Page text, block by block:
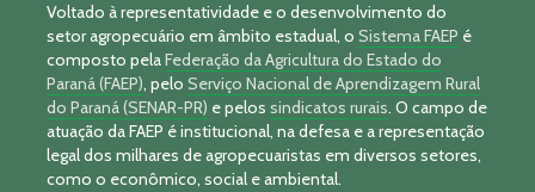
Voltado à representatividade e o desenvolvimento do
setor agropecuário em âmbito estadual, o Sistema FAEP é
composto pelaFederação da Agricultura do Estado do
Paraná (FAEP), pelo Serviço Nacional de Aprendizagem Rural
do Paraná (SENAR-PR) e pelos sindicatos rurais. O campo de
atuação da FAEP é institucional, na defesa e a representação
legal dos milhares de agropecuaristas em diversos setores,
como o econômico, social e ambiental.